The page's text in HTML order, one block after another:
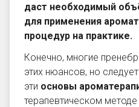
даст необходимый
для применения
процедур на практике.
Конечно, многие
этих нюансов, но
эти основы
терапевтическом методе